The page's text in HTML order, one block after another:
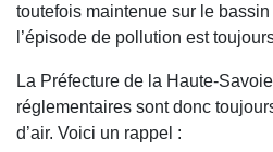
toutefois maintenue sur le
l’épisode de pollution est
La Préfecture de la Haute-
réglementaires sont donc
d’air. Voici un rappel :